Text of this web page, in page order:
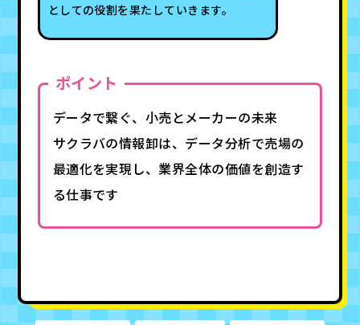
としての役割を果たしていきます。
ポイント
データで繋ぐ、小売とメーカーの未来
サクラバの情報卸は、データ分析で売場の
最適化を実現し、業界全体の価値を創造す
る仕事です